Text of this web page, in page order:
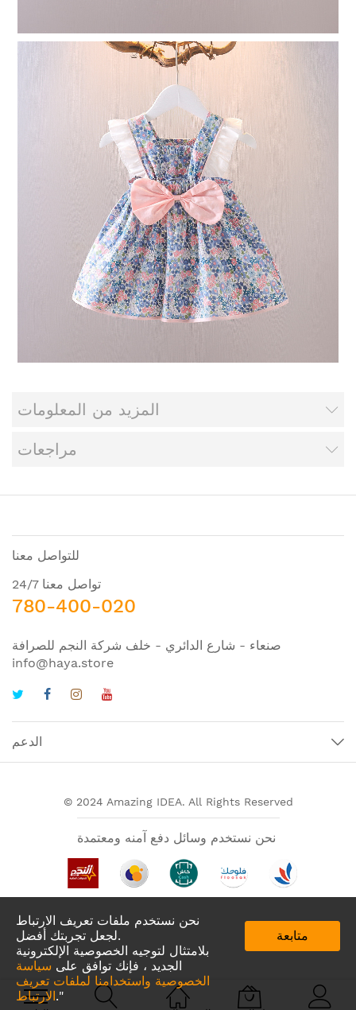
نحن نستخدم ملفات تعريف الارتباط
لجعل تجربتك أفضل.
بلامتثال لتوجيه الخصوصية الإلكترونية
الجديد ، فإنك توافق على سياسة
الخصوصية واستخدامنا لملفات تعريف
الارتباط."
متابعة
المزيد من المعلومات
مراجعات
للتواصل معنا
تواصل معنا 24/7
780-400-020
صنعاء - شارع الدائري - خلف شركة النجم للصرافة
info@haya.store
الدعم
© 2024 Amazing IDEA. All Rights Reserved
تطبيقات لدينا في